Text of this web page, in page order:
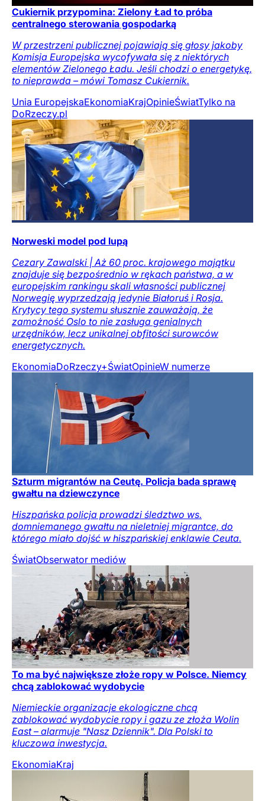
Cukiernik przypomina: Zielony Ład to próba
centralnego sterowania gospodarką
W przestrzeni publicznej pojawiają się głosy jakoby
Komisja Europejska wycofywała się z niektórych
elementów Zielonego Ładu. Jeśli chodzi o energetykę,
to nieprawda – mówi Tomasz Cukiernik.
Unia EuropejskaEkonomiaKrajOpinieŚwiatTylko na
DoRzeczy.pl
Norweski model pod lupą
Cezary Zawalski | Aż 60 proc. krajowego majątku
znajduje się bezpośrednio w rękach państwa, a w
europejskim rankingu skali własności publicznej
Norwegię wyprzedzają jedynie Białoruś i Rosja.
Krytycy tego systemu słusznie zauważają, że
zamożność Oslo to nie zasługa genialnych
urzędników, lecz unikalnej obfitości surowców
energetycznych.
EkonomiaDoRzeczy+ŚwiatOpinieW numerze
Szturm migrantów na Ceutę. Policja bada sprawę
gwałtu na dziewczynce
Hiszpańska policja prowadzi śledztwo ws.
domniemanego gwałtu na nieletniej migrantce, do
którego miało dojść w hiszpańskiej enklawie Ceuta.
ŚwiatObserwator mediów
To ma być największe złoże ropy w Polsce. Niemcy
chcą zablokować wydobycie
Niemieckie organizacje ekologiczne chcą
zablokować wydobycie ropy i gazu ze złoża Wolin
East – alarmuje "Nasz Dziennik". Dla Polski to
kluczowa inwestycja.
EkonomiaKraj